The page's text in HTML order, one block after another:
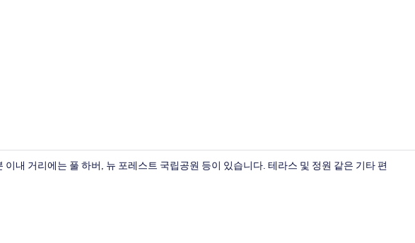
내 거리에는 풀 하버, 뉴 포레스트 국립공원 등이 있습니다. 테라스 및 정원 같은 기타 편